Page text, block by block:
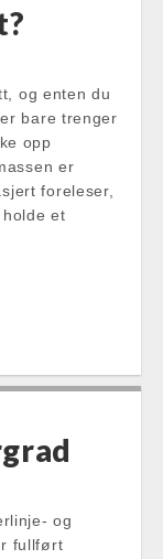
og enten du
bare trenger
opp
er
foreleser,
et
og
fullført